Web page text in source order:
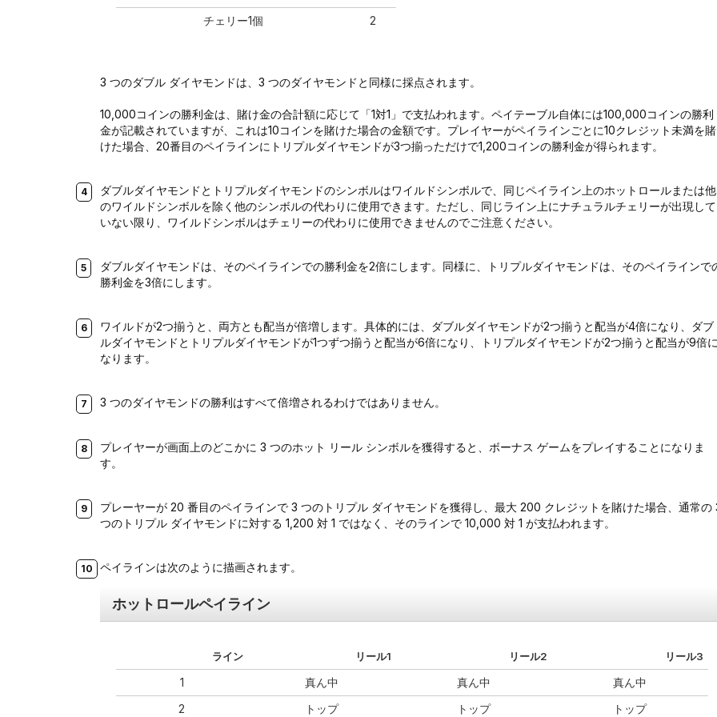
チェリー1個
2
3 つのダブル ダイヤモンドは、3 つのダイヤモンドと同様に採点されます。
10,000コインの勝利金は、賭け金の合計額に応じて「1対1」で支払われます。ペイテーブル自体には100,000コインの勝利
金が記載されていますが、これは10コインを賭けた場合の金額です。プレイヤーがペイラインごとに10クレジット未満を賭
けた場合、20番目のペイラインにトリプルダイヤモンドが3つ揃っただけで1,200コインの勝利金が得られます。
ダブルダイヤモンドとトリプルダイヤモンドのシンボルはワイルドシンボルで、同じペイライン上のホットロールまたは他
のワイルドシンボルを除く他のシンボルの代わりに使用できます。ただし、同じライン上にナチュラルチェリーが出現して
いない限り、ワイルドシンボルはチェリーの代わりに使用できませんのでご注意ください。
ダブルダイヤモンドは、そのペイラインでの勝利金を2倍にします。同様に、トリプルダイヤモンドは、そのペイラインで
勝利金を3倍にします。
ワイルドが2つ揃うと、両方とも配当が倍増します。具体的には、ダブルダイヤモンドが2つ揃うと配当が4倍になり、ダブ
ルダイヤモンドとトリプルダイヤモンドが1つずつ揃うと配当が6倍になり、トリプルダイヤモンドが2つ揃うと配当が9倍
なります。
3 つのダイヤモンドの勝利はすべて倍増されるわけではありません。
プレイヤーが画面上のどこかに 3 つのホット リール シンボルを獲得すると、ボーナス ゲームをプレイすることになりま
す。
プレーヤーが 20 番目のペイラインで 3 つのトリプル ダイヤモンドを獲得し、最大 200 クレジットを賭けた場合、通常の
つのトリプル ダイヤモンドに対する 1,200 対 1 ではなく、そのラインで 10,000 対 1 が支払われます。
ペイラインは次のように描画されます。
ホットロールペイライン
ライン リール1 リール2 リール3
1 真ん中 真ん中
真ん中
2
トップ トップ トップ